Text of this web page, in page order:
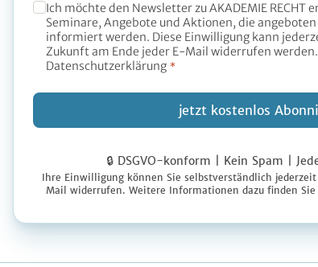
Ich möchte den Newsletter zu AKADEMIE RECHT
Seminare, Angebote und Aktionen, die
informiert werden. Diese Einwilligung kann
Zukunft am Ende jeder E-Mail widerrufen
Datenschutzerklärung *
jetzt kostenlos
🔒 DSGVO-konform | Kein Spam |
Ihre Einwilligung können Sie selbstverständlich
Mail widerrufen. Weitere Informationen dazu finden